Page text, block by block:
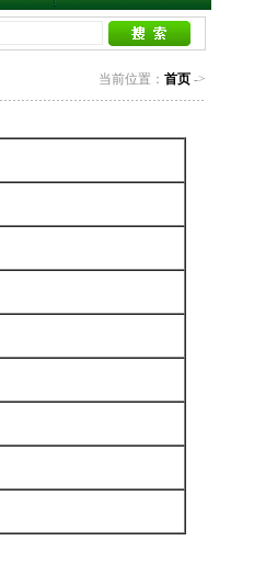
当前位置： 首页 ->